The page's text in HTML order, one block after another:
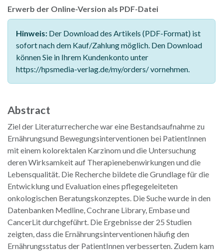
Erwerb der Online-Version als PDF-Datei
Hinweis: Der Download des Artikels (PDF-Format) ist
sofort nach dem Kauf/Zahlung möglich. Den Download
können Sie in Ihrem Kundenkonto unter
https://hpsmedia-verlag.de/my/orders/ vornehmen.
Abstract
Ziel der Literaturrecherche war eine Bestandsaufnahme zu
Ernährungsund Bewegungsinterventionen bei PatientInnen
mit einem kolorektalen Karzinom und die Untersuchung
deren Wirksamkeit auf Therapienebenwirkungen und die
Lebensqualität. Die Recherche bildete die Grundlage für die
Entwicklung und Evaluation eines pflegegeleiteten
onkologischen Beratungskonzeptes. Die Suche wurde in den
Datenbanken Medline, Cochrane Library, Embase und
CancerLit durchgeführt. Die Ergebnisse der 25 Studien
zeigten, dass die Ernährungsinterventionen häufig den
Ernährungsstatus der PatientInnen verbesserten. Zudem kam